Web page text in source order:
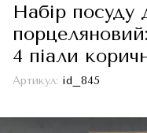
Набір посуду
4 піали
Артикул: id_845